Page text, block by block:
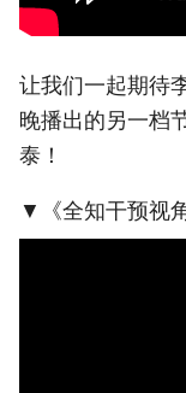
让我们一起期待
晚播出的另一档
泰！
▼《全知干预视